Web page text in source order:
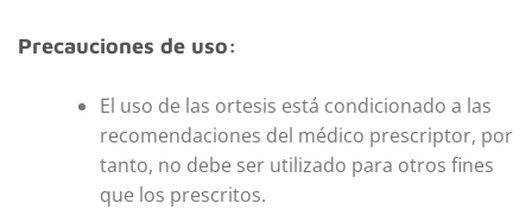
Precauciones de uso:
El uso de las ortesis está condicionado a las
recomendaciones del médico prescriptor, por
tanto, no debe ser utilizado para otros fines
que los prescritos.